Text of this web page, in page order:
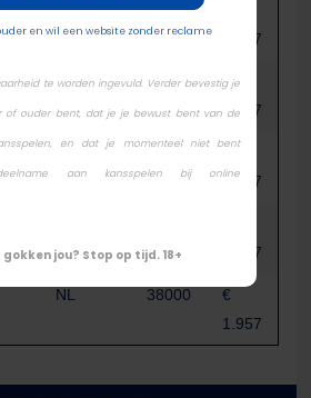
NL 54000
1.957
NL 52500
€
1.957
NL 48500
€
1.957
1.957
NL 38000
€
1.957
en wil een website zonder reclame
te worden ingevuld. Verder bevestig je
of ouder bent, dat je je bewust bent van de
en dat je momenteel niet bent
aan kansspelen bij online
jou? Stop op tijd. 18+